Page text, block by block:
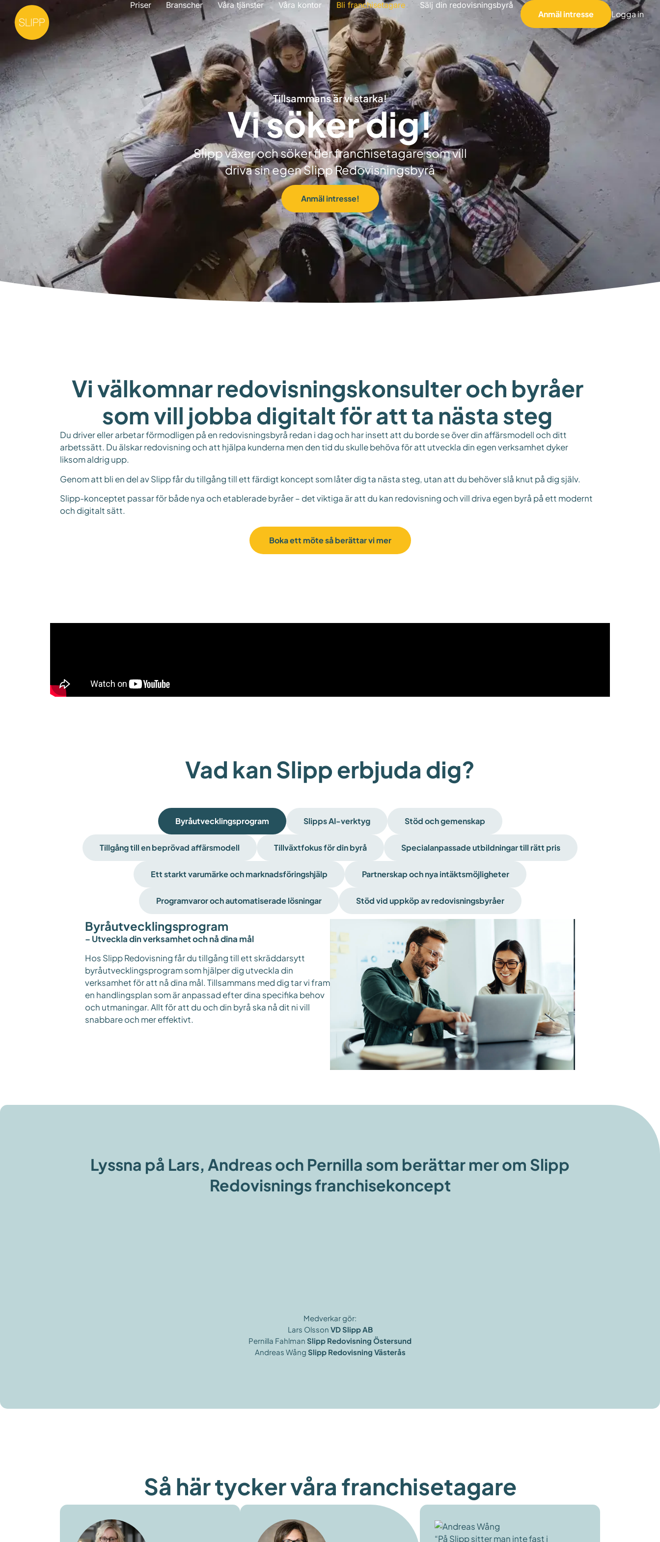
Priser Branscher Våra tjänster Våra kontor Bli franchisetagare Sälj din redovisningsbyrå
Anmäl intresse Logga in
Tillsammans är vi starka!
Vi söker dig!
Slipp växer och söker fler franchisetagare som vill
driva sin egen Slipp Redovisningsbyrå
Anmäl intresse!
Vi välkomnar redovisningskonsulter och byråer
som vill jobba digitalt för att ta nästa steg
Du driver eller arbetar förmodligen på en redovisningsbyrå redan i dag och har insett att du borde se över din affärsmodell och ditt
arbetssätt. Du älskar redovisning och att hjälpa kunderna men den tid du skulle behöva för att utveckla din egen verksamhet dyker
liksom aldrig upp.
Genom att bli en del av Slipp får du tillgång till ett färdigt koncept som låter dig ta nästa steg, utan att du behöver slå knut på dig själv.
Slipp-konceptet passar för både nya och etablerade byråer – det viktiga är att du kan redovisning och vill driva egen byrå på ett modernt
och digitalt sätt.
Boka ett möte så berättar vi mer
Vad kan Slipp erbjuda dig?
Byråutvecklingsprogram Slipps AI-verktyg Stöd och gemenskap
Tillgång till en beprövad affärsmodell Tillväxtfokus för din byrå Specialanpassade utbildningar till rätt pris
Ett starkt varumärke och marknadsföringshjälp Partnerskap och nya intäktsmöjligheter
Programvaror och automatiserade lösningar Stöd vid uppköp av redovisningsbyråer
Byråutvecklingsprogram
– Utveckla din verksamhet och nå dina mål
Hos Slipp Redovisning får du tillgång till ett skräddarsytt
byråutvecklingsprogram som hjälper dig utveckla din
verksamhet för att nå dina mål. Tillsammans med dig tar vi fram
en handlingsplan som är anpassad efter dina specifika behov
och utmaningar. Allt för att du och din byrå ska nå dit ni vill
snabbare och mer effektivt.
Lyssna på Lars, Andreas och Pernilla som berättar mer om Slipp
Redovisnings franchisekoncept
Medverkar gör:
Lars Olsson VD Slipp AB
Pernilla Fahlman Slipp Redovisning Östersund
Andreas Wång Slipp Redovisning Västerås
Så här tycker våra franchisetagare
“På Slipp sitter man inte fast i